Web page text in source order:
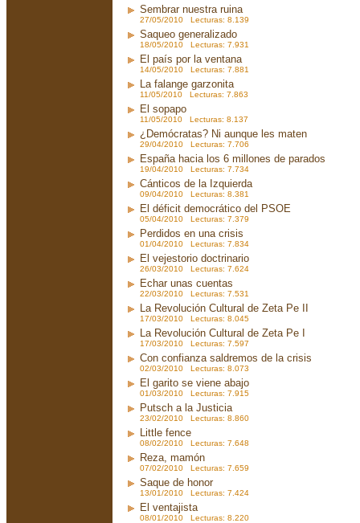
Sembrar nuestra ruina
27/05/2010 Lecturas: 8.139
Saqueo generalizado
18/05/2010 Lecturas: 7.931
El país por la ventana
14/05/2010 Lecturas: 7.881
La falange garzonita
11/05/2010 Lecturas: 7.863
El sopapo
11/05/2010 Lecturas: 8.137
¿Demócratas? Ni aunque les maten
29/04/2010 Lecturas: 7.706
España hacia los 6 millones de parados
19/04/2010 Lecturas: 7.734
Cánticos de la Izquierda
09/04/2010 Lecturas: 8.381
El déficit democrático del PSOE
05/04/2010 Lecturas: 7.379
Perdidos en una crisis
01/04/2010 Lecturas: 7.834
El vejestorio doctrinario
26/03/2010 Lecturas: 7.624
Echar unas cuentas
22/03/2010 Lecturas: 7.531
La Revolución Cultural de Zeta Pe II
17/03/2010 Lecturas: 8.045
La Revolución Cultural de Zeta Pe I
17/03/2010 Lecturas: 7.597
Con confianza saldremos de la crisis
02/03/2010 Lecturas: 8.073
El garito se viene abajo
01/03/2010 Lecturas: 7.915
Putsch a la Justicia
23/02/2010 Lecturas: 8.860
Little fence
08/02/2010 Lecturas: 7.648
Reza, mamón
07/02/2010 Lecturas: 7.659
Saque de honor
13/01/2010 Lecturas: 7.424
El ventajista
08/01/2010 Lecturas: 8.220